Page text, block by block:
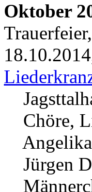
Oktober
Chöre,
Angelika
Jürgen